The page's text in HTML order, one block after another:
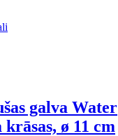
galva Water
krāsas, ø 11 cm